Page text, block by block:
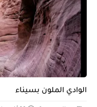
الوادي الملون بسيناء